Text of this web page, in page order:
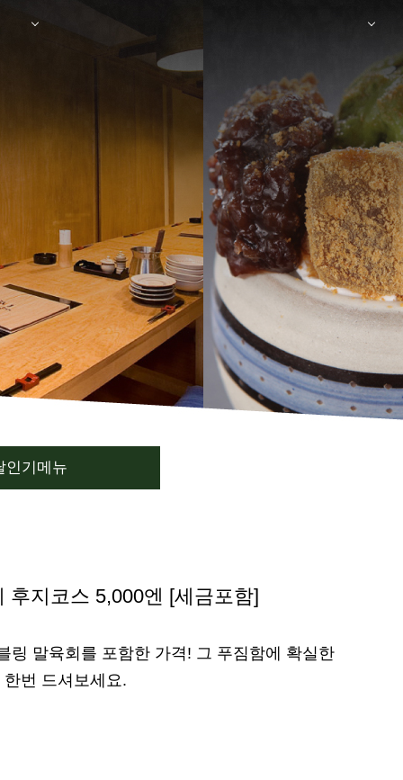
인기메뉴
후지코스 5,000엔 [세금포함]
링 말육회를 포함한 가격! 그 푸짐함에 확실한
번 드셔보세요.